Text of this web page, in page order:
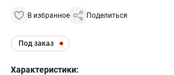
В избранное Поделиться
Под заказ
Характеристики: